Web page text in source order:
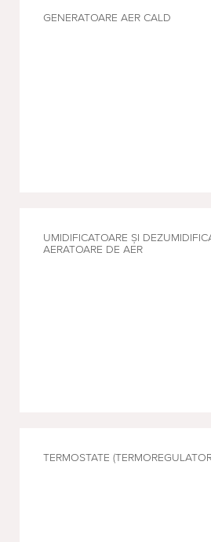
GENERATOARE AER CALD
UMIDIFICATOARE ȘI
AERATOARE DE AER
TERMOSTATE